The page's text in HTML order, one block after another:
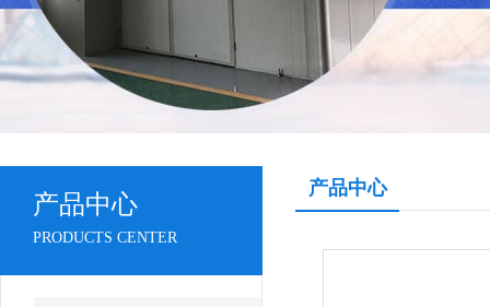
产品中心
PRODUCTS CENTER
产品中心